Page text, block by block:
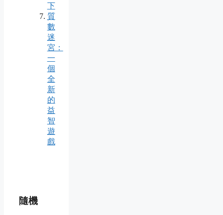
下
質
數
迷
宮：
一
個
全
新
的
益
智
遊
戲
隨機